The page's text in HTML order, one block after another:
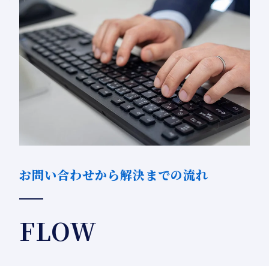
お問い合わせから解決までの流れ
FLOW